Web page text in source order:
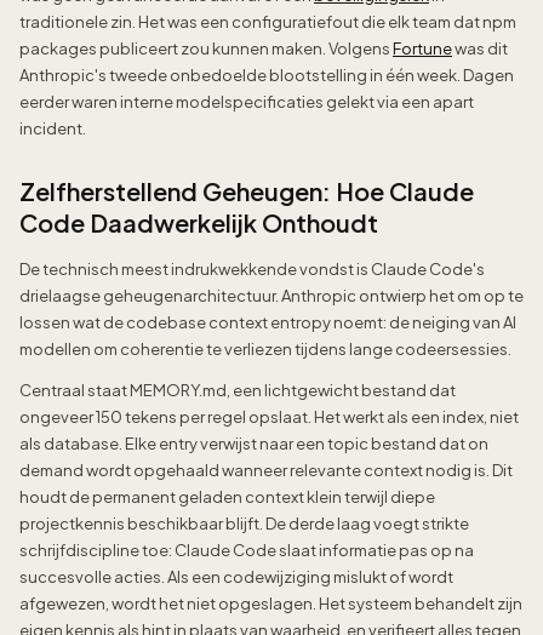
traditionele zin. Het was een configuratiefout die elk team dat npm
packages publiceert zou kunnen maken. VolgensFortunewas dit
Anthropic's tweede onbedoelde blootstelling in één week. Dagen
eerder waren interne modelspecificaties gelekt via een apart
incident.
Zelfherstellend Geheugen: Hoe Claude
Code Daadwerkelijk Onthoudt
De technisch meest indrukwekkende vondst is Claude Code's
drielaagse geheugenarchitectuur. Anthropic ontwierp het om op te
lossen wat de codebase context entropy noemt: de neiging van AI
modellen om coherentie te verliezen tijdens lange codeersessies.
Centraal staat MEMORY.md, een lichtgewicht bestand dat
ongeveer 150 tekens per regel opslaat. Het werkt als een index, niet
als database. Elke entry verwijst naar een topic bestand dat on
demand wordt opgehaald wanneer relevante context nodig is. Dit
houdt de permanent geladen context klein terwijl diepe
projectkennis beschikbaar blijft. De derde laag voegt strikte
schrijfdiscipline toe: Claude Code slaat informatie pas op na
succesvolle acties. Als een codewijziging mislukt of wordt
afgewezen, wordt het niet opgeslagen. Het systeem behandelt zijn
eigen kennis als hint in plaats van waarheid, en verifieert alles tegen